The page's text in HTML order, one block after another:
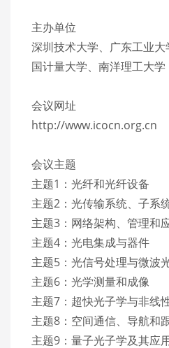
主办单位
深圳技术大学、广东工业
国计量大学、南洋理工大学
会议网址
http://www.icocn.org.cn
会议主题
主题1：光纤和光纤设备
主题2：光传输系统、子系
主题3：网络架构、管理和
主题4：光电集成与器件
主题5：光信号处理与微波
主题6：光学测量和成像
主题7：超快光子学与非线
主题8：空间通信、导航和
主题9：量子光子学及其应